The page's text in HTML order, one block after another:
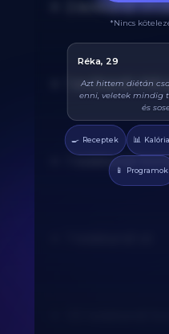
2 evőkanál
1 evőkanál chili
1 teáskanál
*Nincs
Balázs, 38
Végre tudom
naponta. A
össze-
🍳 Receptek 📊
📱 Programok